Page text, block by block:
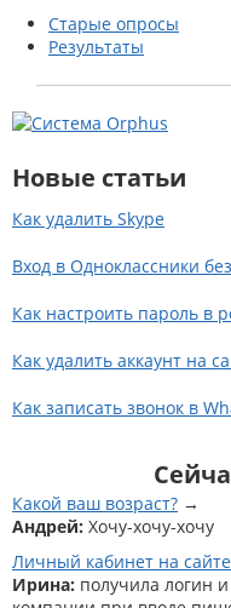
Старые опросы
Результаты
Новые статьи
Как удалить Skype
Вход в Одноклассники
Как настроить пароль в
Как удалить аккаунт на
Как записать звонок в
Какой ваш возраст?
Андрей: Хочу-хочу-хочу
Личный кабинет на
Ирина: получила логин